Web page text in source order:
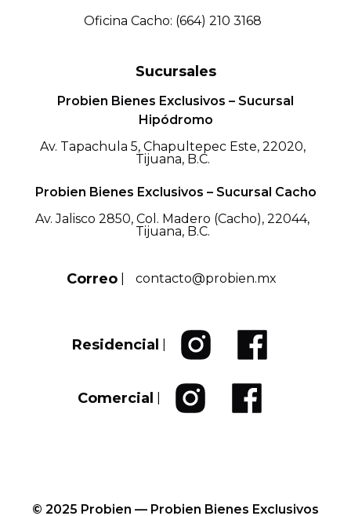
Oficina Cacho: (664) 210 3168
Sucursales
Probien Bienes Exclusivos – Sucursal
Hipódromo
Av. Tapachula 5, Chapultepec Este, 22020,
Tijuana, B.C.
Probien Bienes Exclusivos – Sucursal Cacho
Av. Jalisco 2850, Col. Madero (Cacho), 22044,
Tijuana, B.C.
Correo contacto@probien.mx
Residencial
Comercial
© 2025 Probien — Probien Bienes Exclusivos